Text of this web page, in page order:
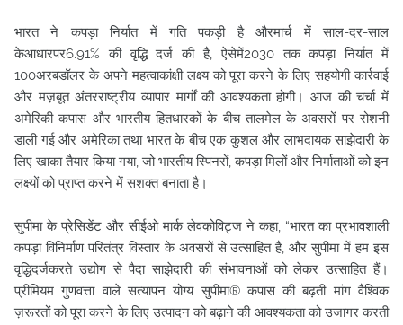
भारत ने कपड़ा निर्यात में गति पकड़ी है औरमार्च में साल-दर-साल
केआधारपर6.91% की वृद्धि दर्ज की है, ऐसेमें2030 तक कपड़ा निर्यात में
100अरबडॉलर के अपने महत्वाकांक्षी लक्ष्य को पूरा करने के लिए सहयोगी कार्रवाई
और मज़बूत अंतरराष्ट्रीय व्यापार मार्गों की आवश्यकता होगी। आज की चर्चा में
अमेरिकी कपास और भारतीय हितधारकों के बीच तालमेल के अवसरों पर रोशनी
डाली गई और अमेरिका तथा भारत के बीच एक कुशल और लाभदायक साझेदारी के
लिए खाका तैयार किया गया, जो भारतीय स्पिनरों, कपड़ा मिलों और निर्माताओं को इन
लक्ष्यों को प्राप्त करने में सशक्त बनाता है।
सुपीमा के प्रेसिडेंट और सीईओ मार्क लेवकोविट्ज ने कहा, “भारत का प्रभावशाली
कपड़ा विनिर्माण परितंत्र विस्तार के अवसरों से उत्साहित है, और सुपीमा में हम इस
वृद्धिदर्जकरते उद्योग से पैदा साझेदारी की संभावनाओं को लेकर उत्साहित हैं।
प्रीमियम गुणवत्ता वाले सत्यापन योग्य सुपीमा® कपास की बढ़ती मांग वैश्विक
ज़रूरतों को पूरा करने के लिए उत्पादन को बढ़ाने की आवश्यकता को उजागर करती